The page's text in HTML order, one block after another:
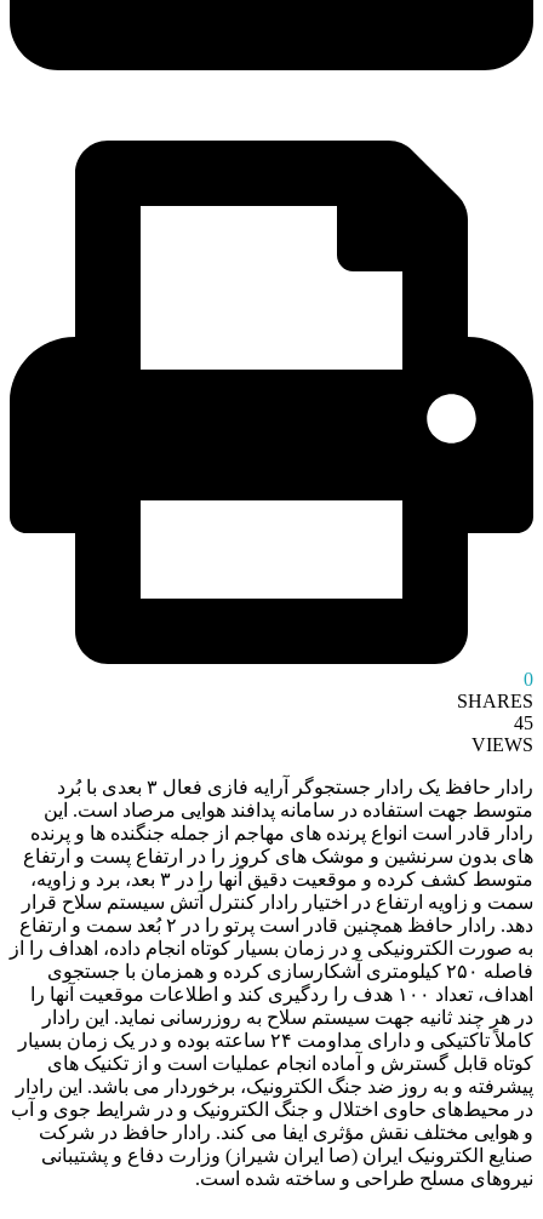
0
SHARES
45
VIEWS
رادار حافظ یک رادار جستجوگر آرایه فازی فعال ۳ بعدی با بُرد
متوسط جهت استفاده در سامانه پدافند هوایی مرصاد است. این
رادار قادر است انواع پرنده ‌های مهاجم از جمله جنگنده‌ ها و پرنده
‌های بدون سرنشین و موشک های کروز را در ارتفاع پست و ارتفاع
متوسط کشف کرده و موقعیت دقیق آنها را در ۳ بعد، برد و زاویه،
سمت و زاویه ارتفاع در اختیار رادار کنترل آتش سیستم سلاح قرار
دهد. رادار حافظ همچنین قادر است پرتو را در ۲ بُعد سمت و ارتفاع
به صورت الکترونیکی و در زمان بسیار کوتاه انجام داده، اهداف را از
فاصله ۲۵۰ کیلومتری آشکارسازی کرده و همزمان با جستجوی
اهداف، تعداد ۱۰۰ هدف را ردگیری کند و اطلاعات موقعیت آنها را
در هر چند ثانیه جهت سیستم سلاح به روزرسانی نماید. این رادار
کاملاً تاکتیکی و دارای مداومت ۲۴ ساعته بوده و در یک زمان بسیار
کوتاه قابل گسترش و آماده انجام عملیات است و از تکنیک ‌های
پیشرفته و به روز ضد جنگ الکترونیک، برخوردار می باشد. این رادار
در محیط‌های حاوی اختلال و جنگ الکترونیک و در شرایط جوی و آب
و هوایی مختلف نقش مؤثری ایفا می کند. رادار حافظ در شرکت
صنایع الکترونیک ایران (صا ایران شیراز) وزارت دفاع و پشتیبانی
نیروهای مسلح طراحی و ساخته شده است.